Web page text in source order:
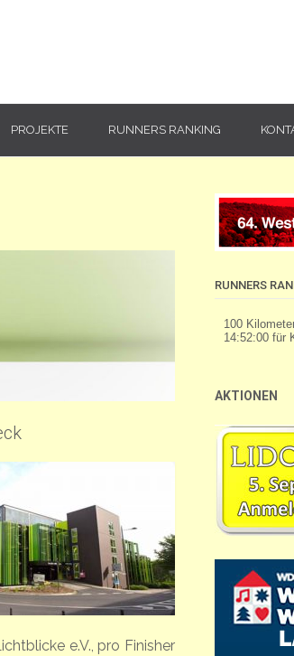
PROJEKTE RUNNERS RANKING
e.V., pro Finisher
RUNNERS
AKTIONEN